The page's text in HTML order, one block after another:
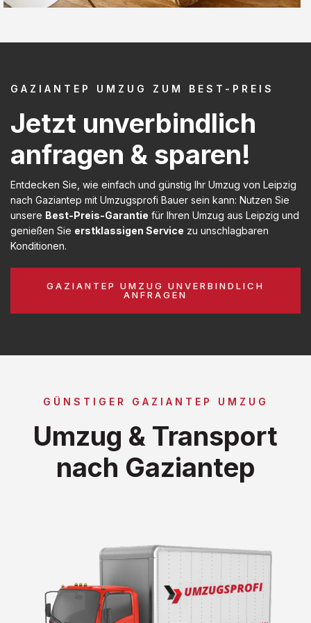
GAZIANTEP UMZUG ZUM BEST-PREIS
Jetzt unverbindlich
anfragen & sparen!
Entdecken Sie, wie einfach und günstig Ihr Umzug von Leipzig
nach Gaziantep mit Umzugsprofi Bauer sein kann: Nutzen Sie
unsere Best-Preis-Garantie für Ihren Umzug aus Leipzig und
genießen Sie erstklassigen Service zu unschlagbaren
Konditionen.
GAZIANTEP UMZUG UNVERBINDLICH
ANFRAGEN
GÜNSTIGER GAZIANTEP UMZUG
Umzug & Transport
nach Gaziantep